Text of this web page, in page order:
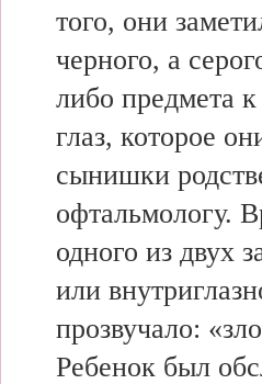
того, они
черного, а
либо предмета
глаз, которое
сынишки
офтальмологу.
одного из двух
или
прозвучало:
Ребенок был